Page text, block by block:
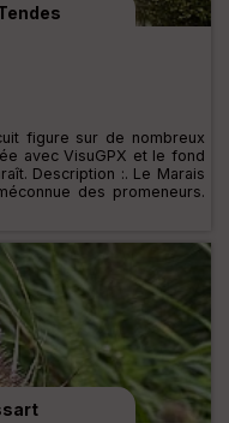
figure sur de nombreux
avec VisuGPX et le fond
Description :. Le Marais
des promeneurs.